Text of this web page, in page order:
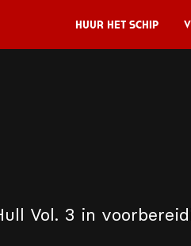
Huur het schip
Vol. 3 in